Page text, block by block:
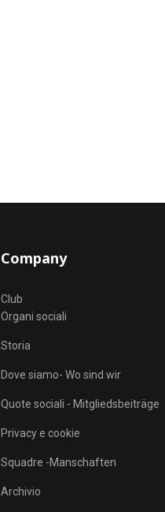
Company
Club
Organi sociali
Storia
Dove siamo- Wo sind wir
Quote sociali - Mitgliedsbeiträge
Privacy e cookie
Squadre -Manschaften
Archivio